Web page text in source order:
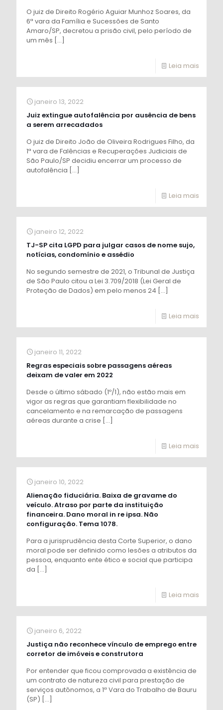
O juiz de Direito Rogério Aguiar Munhoz Soares, da
6ª vara da Família e Sucessões de Santo
Amaro/SP, decretou a prisão civil, pelo período de
um mês […]
Leia mais
janeiro 13, 2022
Juiz extingue autofalência por ausência de bens
a serem arrecadados
O juiz de Direito João de Oliveira Rodrigues Filho, da
1ª vara de Falências e Recuperações Judiciais de
São Paulo/SP decidiu encerrar um processo de
autofalência […]
Leia mais
janeiro 12, 2022
TJ-SP cita LGPD para julgar casos de nome sujo,
notícias, condomínio e assédio
No segundo semestre de 2021, o Tribunal de Justiça
de São Paulo citou a Lei 3.709/2018 (Lei Geral de
Proteção de Dados) em pelo menos 24 […]
Leia mais
janeiro 11, 2022
Regras especiais sobre passagens aéreas
deixam de valer em 2022
Desde o último sábado (1º/1), não estão mais em
vigor as regras que garantiam flexibilidade no
cancelamento e na remarcação de passagens
aéreas durante a crise […]
Leia mais
janeiro 10, 2022
Alienação fiduciária. Baixa de gravame do
veículo. Atraso por parte da instituição
financeira. Dano moral in re ipsa. Não
configuração. Tema 1078.
Para a jurisprudência desta Corte Superior, o dano
moral pode ser definido como lesões a atributos da
pessoa, enquanto ente ético e social que participa
da […]
Leia mais
janeiro 6, 2022
Justiça não reconhece vínculo de emprego entre
corretor de imóveis e construtora
Por entender que ficou comprovada a existência de
um contrato de natureza civil para prestação de
serviços autônomos, a 1ª Vara do Trabalho de Bauru
(SP) […]